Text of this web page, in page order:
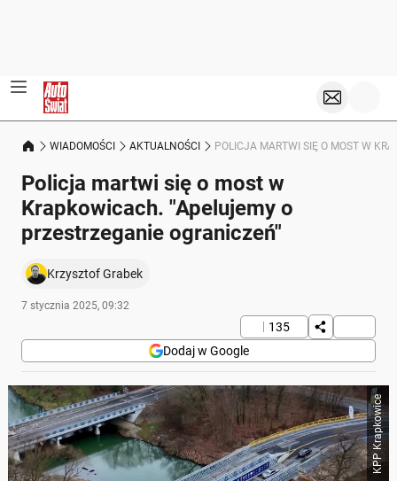
WIADOMOŚCI AKTUALNOŚCI POLICJA MARTWI SIĘ O MOST W
Policja martwi się o most w
Krapkowicach. "Apelujemy o
przestrzeganie ograniczeń"
Krzysztof Grabek
7 stycznia 2025, 09:32
135
Dodaj w Google
KPP Krapkowice